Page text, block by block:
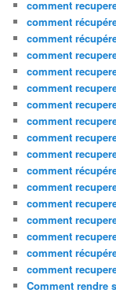
comment
comment
comment
comment
comment
comment
comment
comment
comment
comment
comment
comment
comment
comment
comment
comment
comment
Comment rendre